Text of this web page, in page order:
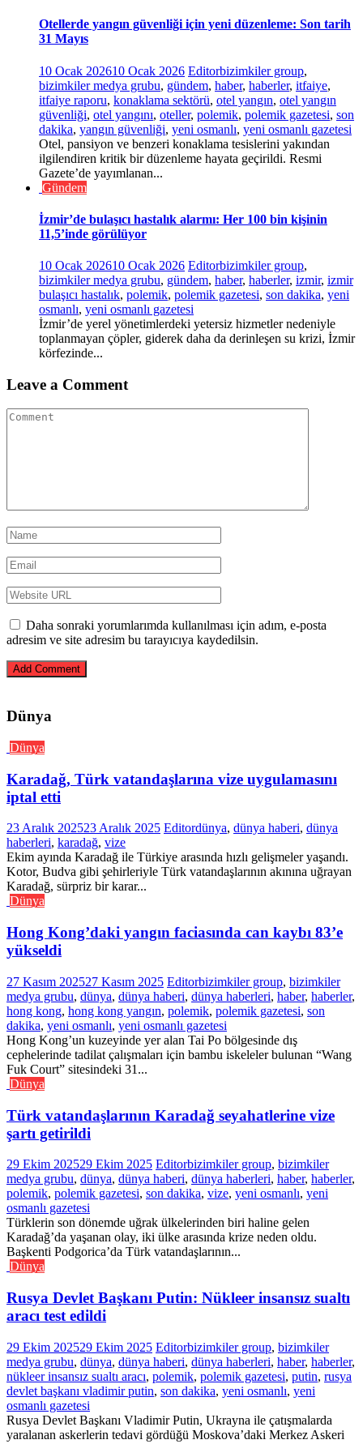
Otellerde yangın güvenliği için yeni düzenleme: Son tarih
31 Mayıs
10 Ocak 202610 Ocak 2026 Editorbizimkiler group,
bizimkiler medya grubu, gündem, haber, haberler, itfaiye,
itfaiye raporu, konaklama sektörü, otel yangın, otel yangın
güvenliği, otel yangını, oteller, polemik, polemik gazetesi, son
dakika, yangın güvenliği, yeni osmanlı, yeni osmanlı gazetesi
Otel, pansiyon ve benzeri konaklama tesislerini yakından
ilgilendiren kritik bir düzenleme hayata geçirildi. Resmi
Gazete’de yayımlanan...
Gündem
İzmir’de bulaşıcı hastalık alarmı: Her 100 bin kişinin
11,5’inde görülüyor
10 Ocak 202610 Ocak 2026 Editorbizimkiler group,
bizimkiler medya grubu, gündem, haber, haberler, izmir, izmir
bulaşıcı hastalık, polemik, polemik gazetesi, son dakika, yeni
osmanlı, yeni osmanlı gazetesi
İzmir’de yerel yönetimlerdeki yetersiz hizmetler nedeniyle
toplanmayan çöpler, giderek daha da derinleşen su krizi, İzmir
körfezinde...
Leave a Comment
Daha sonraki yorumlarımda kullanılması için adım, e-posta
adresim ve site adresim bu tarayıcıya kaydedilsin.
Dünya
Dünya
Karadağ, Türk vatandaşlarına vize uygulamasını
iptal etti
23 Aralık 202523 Aralık 2025 Editordünya, dünya haberi, dünya
haberleri, karadağ, vize
Ekim ayında Karadağ ile Türkiye arasında hızlı gelişmeler yaşandı.
Kotor, Budva gibi şehirleriyle Türk vatandaşlarının akınına uğrayan
Karadağ, sürpriz bir karar...
Dünya
Hong Kong’daki yangın faciasında can kaybı 83’e
yükseldi
27 Kasım 202527 Kasım 2025 Editorbizimkiler group, bizimkiler
medya grubu, dünya, dünya haberi, dünya haberleri, haber, haberler,
hong kong, hong kong yangın, polemik, polemik gazetesi, son
dakika, yeni osmanlı, yeni osmanlı gazetesi
Hong Kong’un kuzeyinde yer alan Tai Po bölgesinde dış
cephelerinde tadilat çalışmaları için bambu iskeleler bulunan “Wang
Fuk Court” sitesindeki 31...
Dünya
Türk vatandaşlarının Karadağ seyahatlerine vize
şartı getirildi
29 Ekim 202529 Ekim 2025 Editorbizimkiler group, bizimkiler
medya grubu, dünya, dünya haberi, dünya haberleri, haber, haberler,
polemik, polemik gazetesi, son dakika, vize, yeni osmanlı, yeni
osmanlı gazetesi
Türklerin son dönemde uğrak ülkelerinden biri haline gelen
Karadağ’da yaşanan olay, iki ülke arasında krize neden oldu.
Başkenti Podgorica’da Türk vatandaşlarının...
Dünya
Rusya Devlet Başkanı Putin: Nükleer insansız sualtı
aracı test edildi
29 Ekim 202529 Ekim 2025 Editorbizimkiler group, bizimkiler
medya grubu, dünya, dünya haberi, dünya haberleri, haber, haberler,
nükleer insansız sualtı aracı, polemik, polemik gazetesi, putin, rusya
devlet başkanı vladimir putin, son dakika, yeni osmanlı, yeni
osmanlı gazetesi
Rusya Devlet Başkanı Vladimir Putin, Ukrayna ile çatışmalarda
yaralanan askerlerin tedavi gördüğü Moskova’daki Merkez Askeri